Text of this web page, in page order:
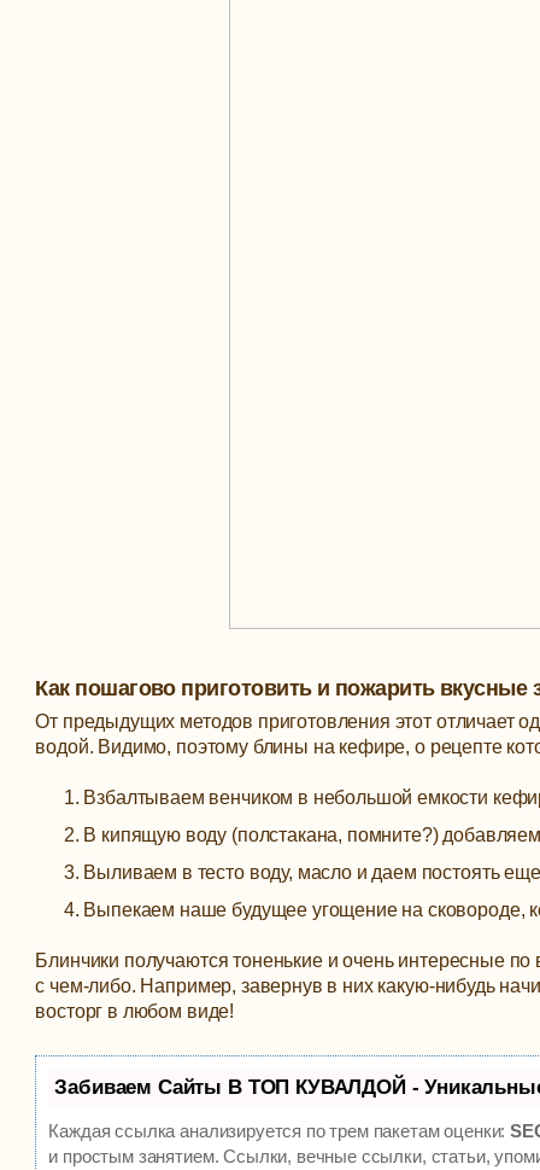
Как пошагово приготовить и пожарить вкусные
От предыдущих методов приготовления этот отличает
водой. Видимо, поэтому блины на кефире, о рецепте
Взбалтываем венчиком в небольшой емкости
В кипящую воду (полстакана, помните?)
Выливаем в тесто воду, масло и даем постоять
Выпекаем наше будущее угощение на сковороде,
Блинчики получаются тоненькие и очень интересные по
с чем-либо. Например, завернув в них какую-нибудь
восторг в любом виде!
Забиваем Сайты В ТОП КУВАЛДОЙ -
Каждая ссылка анализируется по трем пакетам оценки:
и простым занятием. Ссылки, вечные ссылки, статьи,